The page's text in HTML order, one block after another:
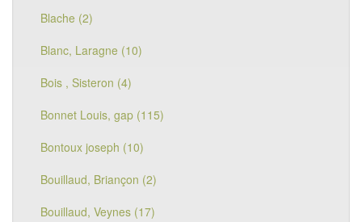
Blache (2)
Blanc, Laragne (10)
Bois , Sisteron (4)
Bonnet Louis, gap (115)
Bontoux joseph (10)
Bouillaud, Briançon (2)
Bouillaud, Veynes (17)